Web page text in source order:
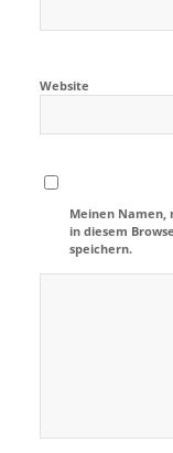
Website
Meinen Namen,
in diesem
speichern.